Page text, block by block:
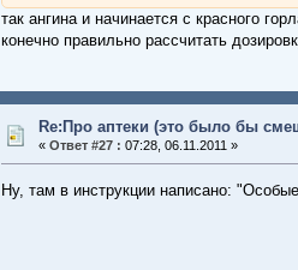
так ангина и начинается с красного
конечно правильно рассчитать
Re:Про аптеки (это было бы
« Ответ #27 : 07:28, 06.11.2011 »
Ну, там в инструкции написано: